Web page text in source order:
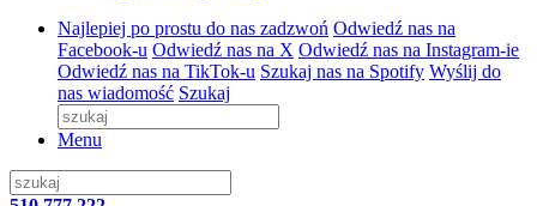
Najlepiej po prostu do nas zadzwoń Odwiedź nas na
Facebook-u Odwiedź nas na X Odwiedź nas na Instagram-ie
Odwiedź nas na TikTok-u Szukaj nas na Spotify Wyślij do
nas wiadomość Szukaj
Menu